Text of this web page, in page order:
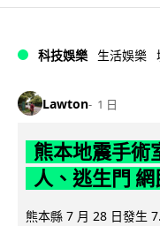
科技娛樂 生活娛樂
Lawton 1 日
熊本地震手術
人、逃生門
熊本縣 7 月 28 日發生